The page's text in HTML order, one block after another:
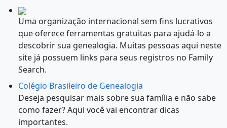
Uma organização internacional sem fins lucrativos
que oferece ferramentas gratuitas para ajudá-lo a
descobrir sua genealogia. Muitas pessoas aqui neste
site já possuem links para seus registros no Family
Search.
Colégio Brasileiro de Genealogia
Deseja pesquisar mais sobre sua família e não sabe
como fazer? Aqui você vai encontrar dicas
importantes.